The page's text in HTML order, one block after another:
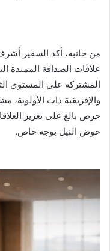
من جانبه، أكد السفير
علاقات الصداقة الممتدة
المشتركة على المستوى
والإفريقية ذات الأولوية،
حرص بالغ على تعزيز
حوض النيل بوجه خاص.